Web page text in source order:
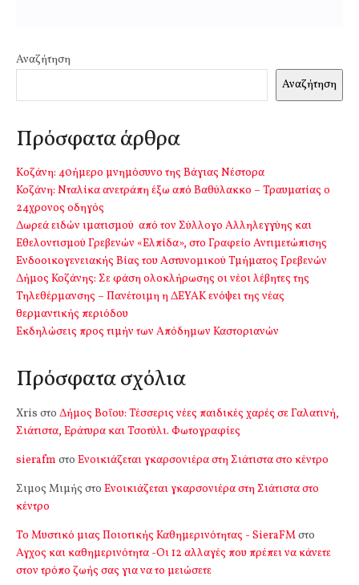
Αναζήτηση
Αναζήτηση
Πρόσφατα άρθρα
Kοζάνη: 40ήμερο μνημόσυνο της Βάγιας Νέστορα
Κοζάνη: Νταλίκα ανετράπη έξω από Βαθύλακκο – Τραυματίας ο
24χρονος οδηγός
Δωρεά ειδών ιματισμού από τον Σύλλογο Αλληλεγγύης και
Εθελοντισμού Γρεβενών «Ελπίδα», στο Γραφείο Αντιμετώπισης
Ενδοοικογενειακής Βίας του Αστυνομικού Τμήματος Γρεβενών
Δήμος Κοζάνης: Σε φάση ολοκλήρωσης οι νέοι λέβητες της
Τηλεθέρμανσης – Πανέτοιμη η ΔΕΥΑΚ ενόψει της νέας
θερμαντικής περιόδου
Εκδηλώσεις προς τιμήν των Απόδημων Καστοριανών
Πρόσφατα σχόλια
Xris στο Δήμος Βοΐου: Τέσσερις νέες παιδικές χαρές σε Γαλατινή,
Σιάτιστα, Εράτυρα και Τσοτύλι. Φωτογραφίες
sierafm στο Ενοικιάζεται γκαρσονιέρα στη Σιάτιστα στο κέντρο
Σιμος Μιμής στο Ενοικιάζεται γκαρσονιέρα στη Σιάτιστα στο
κέντρο
Το Μυστικό μιας Ποιοτικής Καθημερινότητας - SieraFMστο
Αγχος και καθημερινότητα -Οι 12 αλλαγές που πρέπει να κάνετε
στον τρόπο ζωής σας για να το μειώσετε